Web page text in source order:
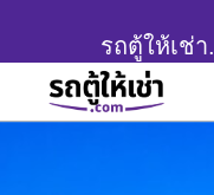
รถตู้ให้เช่า